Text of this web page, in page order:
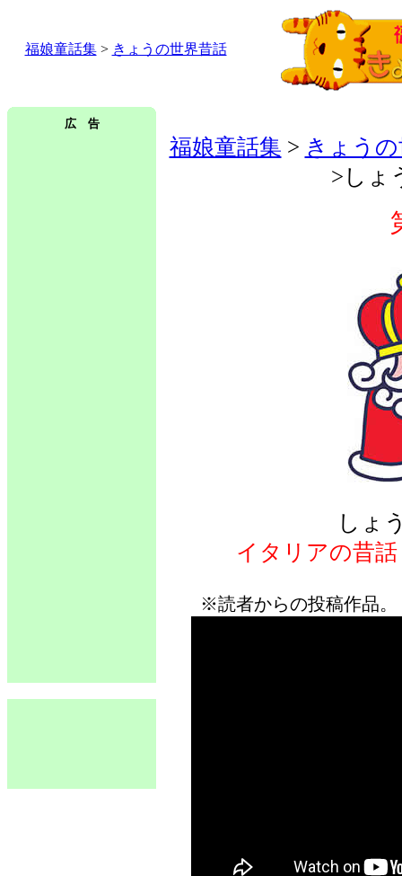
福娘童話集> きょうの世界昔話
広 告
福娘童話集 > きょう
>しょ
しょ
イタリアの昔話
※読者からの投稿作品